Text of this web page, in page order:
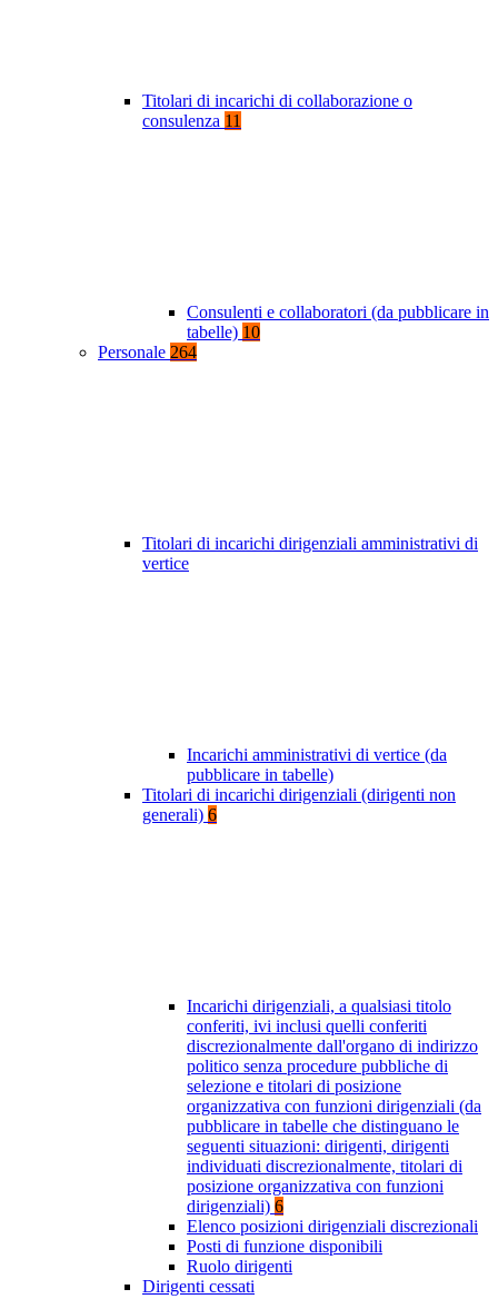
Titolari di incarichi di collaborazione o
consulenza 11
Consulenti e collaboratori (da pubblicare in
tabelle) 10
Personale 264
Titolari di incarichi dirigenziali amministrativi di
vertice
Incarichi amministrativi di vertice (da
pubblicare in tabelle)
Titolari di incarichi dirigenziali (dirigenti non
generali) 6
Incarichi dirigenziali, a qualsiasi titolo
conferiti, ivi inclusi quelli conferiti
discrezionalmente dall'organo di indirizzo
politico senza procedure pubbliche di
selezione e titolari di posizione
organizzativa con funzioni dirigenziali (da
pubblicare in tabelle che distinguano le
seguenti situazioni: dirigenti, dirigenti
individuati discrezionalmente, titolari di
posizione organizzativa con funzioni
dirigenziali) 6
Elenco posizioni dirigenziali discrezionali
Posti di funzione disponibili
Ruolo dirigenti
Dirigenti cessati